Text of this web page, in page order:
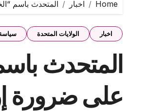
Home اخبار المتحدث باسم
اخبار الولايات المتحدة
المتحدث
على ضرورة